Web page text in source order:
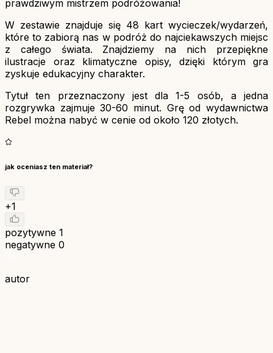
prawdziwym mistrzem podróżowania!
W zestawie znajduje się 48 kart wycieczek/wydarzeń,
które to zabiorą nas w podróż do najciekawszych miejsc
z całego świata. Znajdziemy na nich przepiękne
ilustracje oraz klimatyczne opisy, dzięki którym gra
zyskuje edukacyjny charakter.
Tytuł ten przeznaczony jest dla 1-5 osób, a jedna
rozgrywka zajmuje 30-60 minut. Grę od wydawnictwa
Rebel można nabyć w cenie od około 120 złotych.
jak oceniasz ten materiał?
+1
pozytywne 1
negatywne 0
autor